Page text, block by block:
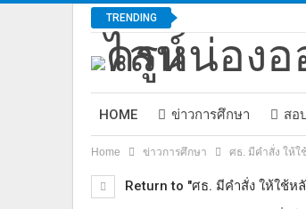
TRENDING
HOME ข่าวการศึกษา สอ
Home ข่าวการศึกษา ศธ. มีคำสั่ง ให้ใ
Return to "ศธ. มีคำสั่ง ให้ใช้